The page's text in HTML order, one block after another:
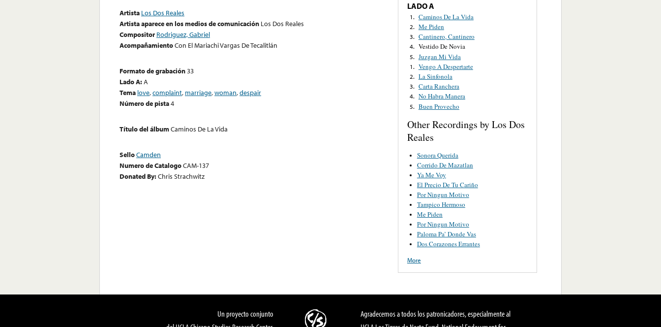
Artista Los Dos Reales
Artista aparece en los medios de comunicación Los Dos Reales
Compositor Rodriguez, Gabriel
AcompañamientoCon El Mariachi Vargas De Tecalitlán
Formato de grabación33
Lado A:A
Tema love,complaint, marriage,woman,despair
Número de pista4
Título del álbumCaminos De La Vida
SelloCamden
Numero de CatalogoCAM-137
Donated By:Chris Strachwitz
LADO A
1. Caminos De La Vida
2. Me Piden
3. Cantinero, Cantinero
4. Vestido De Novia
5. Juzgan Mi Vida
1. Vengo A Despertarte
2. La Sinfonola
3. Carta Ranchera
4. No Habra Manera
5. Buen Provecho
Other Recordings by Los Dos
Reales
Sonora Querida
Corrido De Mazatlan
Ya Me Voy
El Precio De Tu Cariño
Por Ningun Motivo
Tampico Hermoso
Me Piden
Por Ningun Motivo
Paloma Pa’ Donde Vas
Dos Corazones Errantes
More
Un proyecto conjunto
Agradecemos a todos los patronicadores, especialmente al